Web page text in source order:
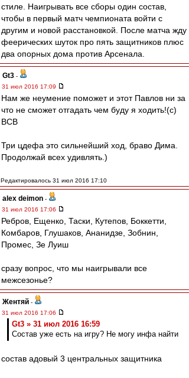
стиле. Наигрывать все сборы один состав,
чтобы в первый матч чемпионата войти с
другим и новой расстановкой. После матча жду
феерических шуток про пять защитников плюс
два опорных дома против Арсенала.
Gt3 -
31 июл 2016 17:09
Нам же неумение поможет и этот Павлов ни за
что не сможет отгадать чем буду я ходить!(с)
ВСВ
Три цдефа это сильнейший ход, браво Дима.
Продолжай всех удивлять.)
Редактировалось 31 июл 2016 17:10
alex deimon -
31 июл 2016 17:06
Ребров, Ещенко, Таски, Кутепов, Боккетти,
Комбаров, Глушаков, Ананидзе, Зобнин,
Промес, Зе Луиш
сразу вопрос, что мы наигрывали все
межсезонье?
Жентяй -
31 июл 2016 17:06
Gt3 » 31 июл 2016 16:59
Состав уже есть на игру? Не могу инфа найти
состав адовый 3 центральных защитника